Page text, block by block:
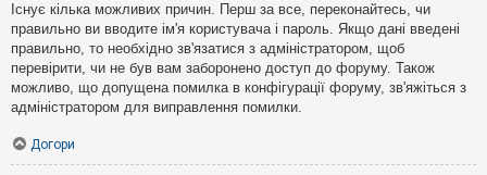
Існує кілька можливих причин. Перш за все, переконайтесь, чи
правильно ви вводите ім'я користувача і пароль. Якщо дані введені
правильно, то необхідно зв'язатися з адміністратором, щоб
перевірити, чи не був вам заборонено доступ до форуму. Також
можливо, що допущена помилка в конфігурації форуму, зв'яжіться з
адміністратором для виправлення помилки.
Догори